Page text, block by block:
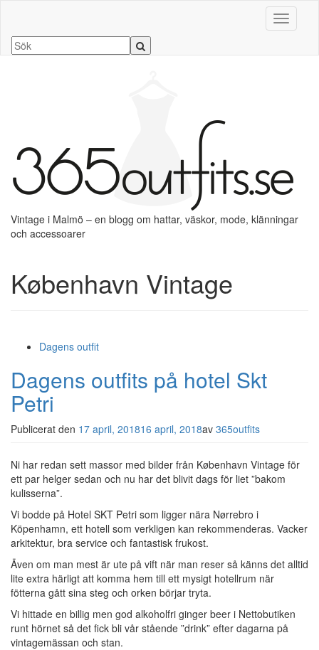
Slå på/
Vintage i Malmö – en blogg om hattar, väskor, mode, klänningar
och accessoarer
København Vintage
Dagens outfit
Dagens outfits på hotel Skt
Petri
Publicerat den 17 april, 201816 april, 2018av 365outfits
Ni har redan sett massor med bilder från København Vintage för
ett par helger sedan och nu har det blivit dags för liet ”bakom
kulisserna”.
Vi bodde på Hotel SKT Petri som ligger nära Nørrebro i
Köpenhamn, ett hotell som verkligen kan rekommenderas. Vacker
arkitektur, bra service och fantastisk frukost.
Även om man mest är ute på vift när man reser så känns det alltid
lite extra härligt att komma hem till ett mysigt hotellrum när
fötterna gått sina steg och orken börjar tryta.
Vi hittade en billig men god alkoholfri ginger beer i Nettobutiken
runt hörnet så det fick bli vår stående ”drink” efter dagarna på
vintagemässan och stan.